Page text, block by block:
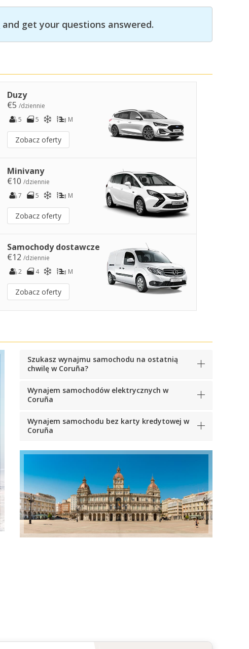
and get your questions answered.
Duzy
€5 /dziennie
5
5 M
Zobacz oferty
Minivany
€10 /dziennie
7
5 M
Zobacz oferty
Samochody dostawcze
€12 /dziennie
2
4 M
Zobacz oferty
Szukasz wynajmu samochodu na ostatnią
chwilę w Coruña?
Wynajem samochodów elektrycznych w
Coruña
Wynajem samochodu bez karty kredytowej w
Coruña